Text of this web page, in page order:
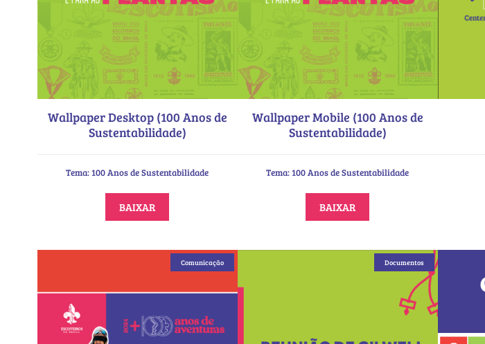
Wallpaper Desktop (100 Anos de
Sustentabilidade)
Tema: 100 Anos de Sustentabilidade
BAIXAR
Wallpaper Mobile (100 Anos de
Sustentabilidade)
Tema: 100 Anos de Sustentabilidade
BAIXAR
Comunicação Documentos